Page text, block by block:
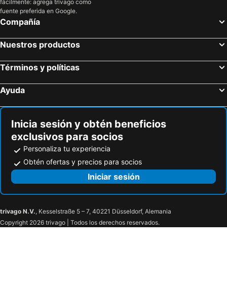
Hoteles en Andalucía
Hoteles en Prefectura Tokio
fácilmente: agrega trivago como
fuente preferida en Google.
Compañía
Nuestros productos
Términos y políticas
Ayuda
Inicia sesión y obtén beneficios
exclusivos para socios
Personaliza tu experiencia
Obtén ofertas y precios para socios
Iniciar sesión
trivago N.V., Kesselstraße 5 – 7, 40221 Düsseldorf, Alemania
Copyright 2026 trivago | Todos los derechos reservados.